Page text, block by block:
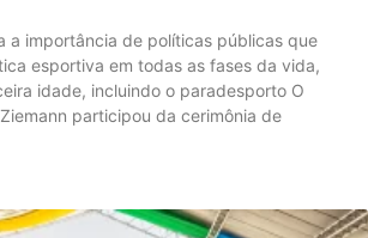
a importância de políticas públicas que
esportiva em todas as fases da vida,
idade, incluindo o paradesporto O
participou da cerimônia de